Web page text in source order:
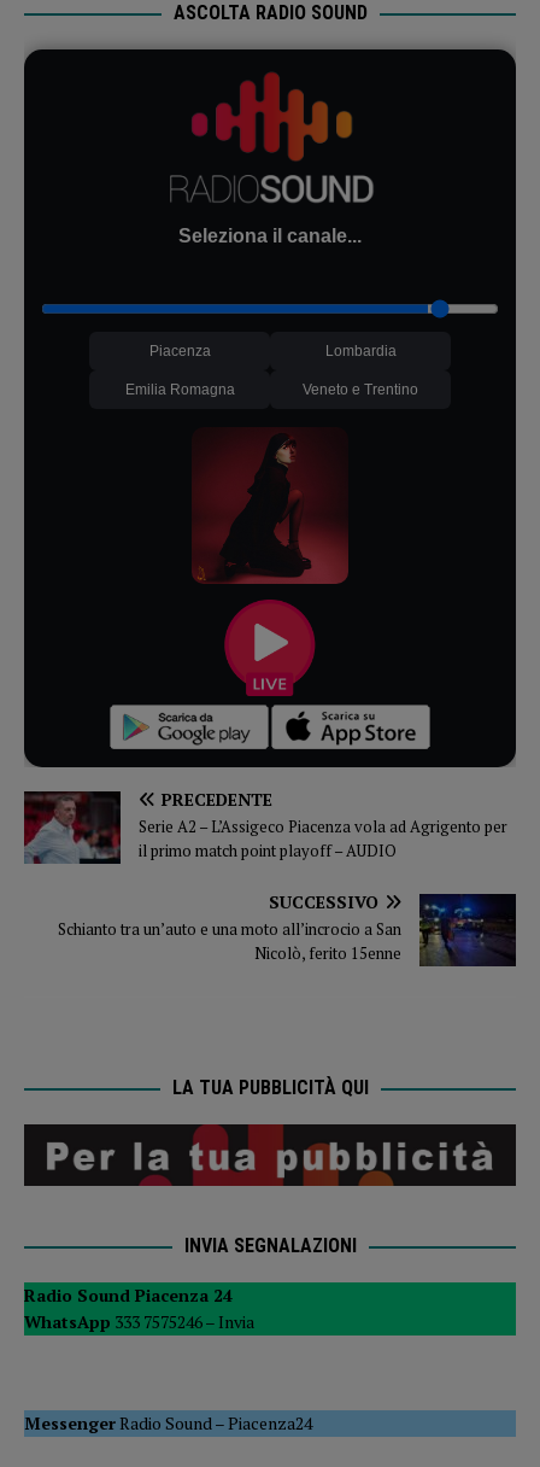
ASCOLTA RADIO SOUND
Seleziona il canale...
Piacenza Lombardia
Emilia Romagna Veneto e Trentino
PRECEDENTE
Serie A2 – L’Assigeco Piacenza vola ad Agrigento per
il primo match point playoff – AUDIO
SUCCESSIVO
Schianto tra un’auto e una moto all’incrocio a San
Nicolò, ferito 15enne
LA TUA PUBBLICITÀ QUI
INVIA SEGNALAZIONI
Radio Sound Piacenza 24
WhatsApp 333 7575246 – Invia
MessengerRadio Sound –Piacenza24